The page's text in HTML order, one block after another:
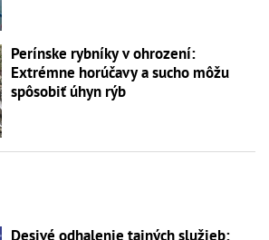
Perínske rybníky v ohrození:
Extrémne horúčavy a sucho môžu
spôsobiť úhyn rýb
Desivé odhalenie tajných služieb: